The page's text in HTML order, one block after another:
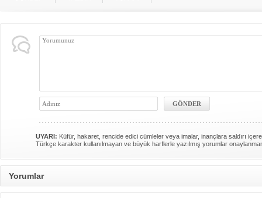
UYARI: Küfür, hakaret, rencide edici cümleler veya imalar, inançlara saldırı
Türkçe karakter kullanılmayan ve büyük harflerle yazılmış yorumlar
Yorumlar